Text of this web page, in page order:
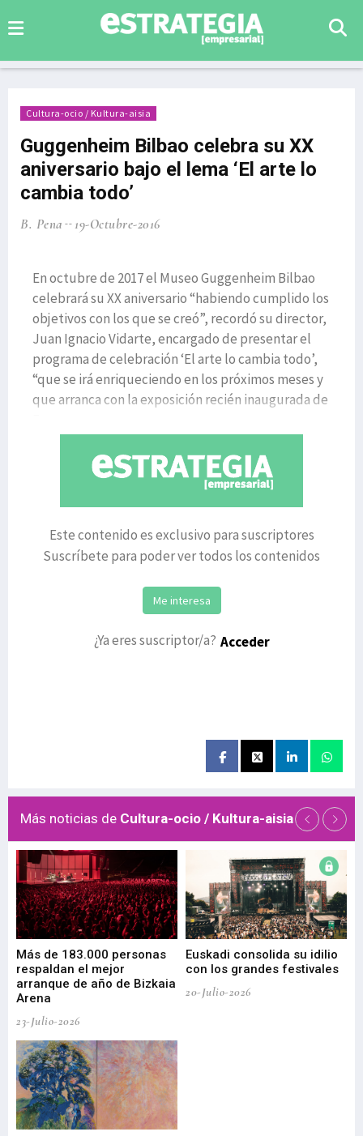
Cultura-ocio / Kultura-aisia
Guggenheim Bilbao celebra su XX
aniversario bajo el lema ‘El arte lo
cambia todo’
B. Pena 19-Octubre-2016
En octubre de 2017 el Museo Guggenheim Bilbao
celebrará su XX aniversario “habiendo cumplido los
objetivos con los que se creó”, recordó su director,
Juan Ignacio Vidarte, encargado de presentar el
programa de celebración ‘El arte lo cambia todo’,
“que se irá enriqueciendo en los próximos meses y
que arranca con la exposición recién inaugurada de
Este contenido es exclusivo para suscriptores
Suscríbete para poder ver todos los contenidos
Me interesa
¿Ya eres suscriptor/a? Acceder
Más noticias de Cultura-ocio / Kultura-aisia
Más de 183.000 personas
respaldan el mejor
arranque de año de Bizkaia
Arena
23-Julio-2026
Euskadi consolida su idilio
con los grandes festivales
20-Julio-2026